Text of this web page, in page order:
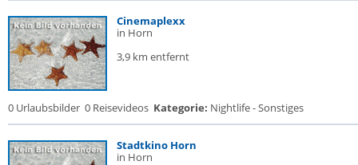
Cinemaplexx
in Horn
3,9 km entfernt
0 Urlaubsbilder 0 Reisevideos Kategorie: Nightlife - Sonstiges
Stadtkino Horn
in Horn